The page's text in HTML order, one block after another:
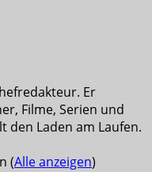
Er
Filme, Serien und
den Laden am Laufen.
(Alle anzeigen)